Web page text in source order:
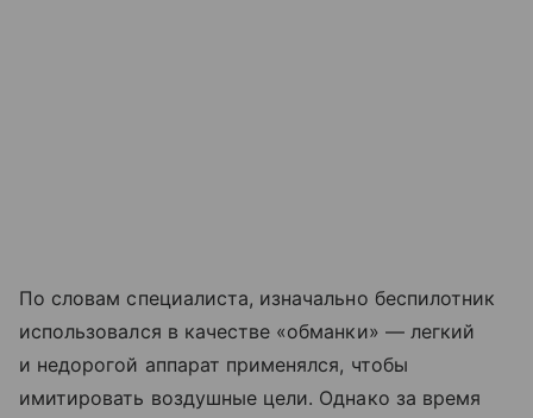
По словам специалиста, изначально беспилотник
использовался в качестве «обманки» — легкий
и недорогой аппарат применялся, чтобы
имитировать воздушные цели. Однако за время